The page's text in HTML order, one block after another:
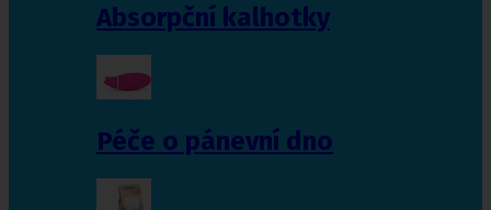
Absorpční kalhotky
Péče o pánevní dno